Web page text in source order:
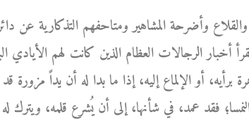
والقلاع وأضرحة المشاهير ومتاحفهم التذكارية عن
أخبار الرجالات العظام الذين كانت لهم الأيادي
برأيه، أو الإلماع إليه، إذا ما بدا له أن يداً